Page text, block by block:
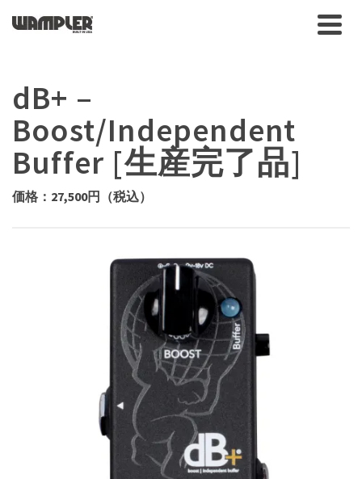
dB+ –
Boost/Independent
Buffer [生産完了品]
価格：27,500円（税込）